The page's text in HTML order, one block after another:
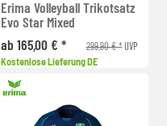
Erima Volleyball Trikotsatz
Evo Star Mixed
ab 165,00 € *
299,90 € *UVP
Kostenlose Lieferung DE